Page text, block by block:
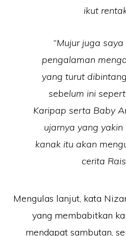
ikut
“Mujur juga
pengalaman
yang turut
sebelum ini
Karipap serta Baby
ujarnya yang
kanak itu akan
cerita
Mengulas lanjut, kata
yang membabitkan
mendapat sambutan,